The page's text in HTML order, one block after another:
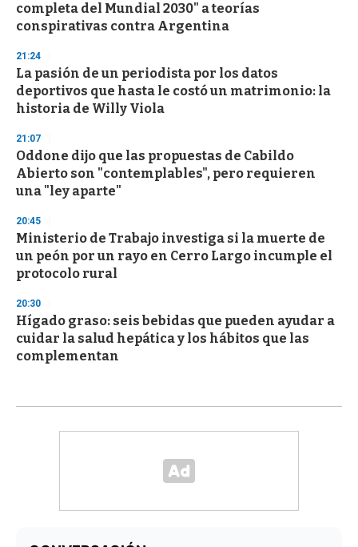
completa del Mundial 2030" a teorías
conspirativas contra Argentina
21:24
La pasión de un periodista por los datos
deportivos que hasta le costó un matrimonio: la
historia de Willy Viola
21:07
Oddone dijo que las propuestas de Cabildo
Abierto son "contemplables", pero requieren
una "ley aparte"
20:45
Ministerio de Trabajo investiga si la muerte de
un peón por un rayo en Cerro Largo incumple el
protocolo rural
20:30
Hígado graso: seis bebidas que pueden ayudar a
cuidar la salud hepática y los hábitos que las
complementan